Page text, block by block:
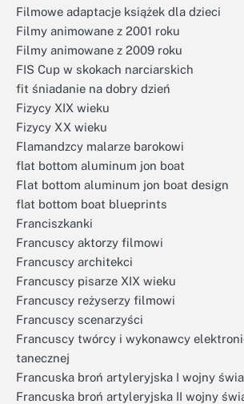
Filmowe adaptacje książek dla dzieci
Filmy animowane z 2001 roku
Filmy animowane z 2009 roku
FIS Cup w skokach narciarskich
fit śniadanie na dobry dzień
Fizycy XIX wieku
Fizycy XX wieku
Flamandzcy malarze barokowi
flat bottom aluminum jon boat
Flat bottom aluminum jon boat design
flat bottom boat blueprints
Franciszkanki
Francuscy aktorzy filmowi
Francuscy architekci
Francuscy pisarze XIX wieku
Francuscy reżyserzy filmowi
Francuscy scenarzyści
Francuscy twórcy i wykonawcy
tanecznej
Francuska broń artyleryjska I wojny
Francuska broń artyleryjska II wojny